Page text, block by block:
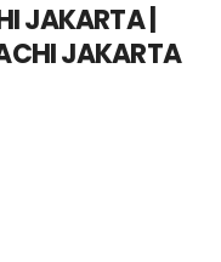
JAKARTA |
JAKARTA